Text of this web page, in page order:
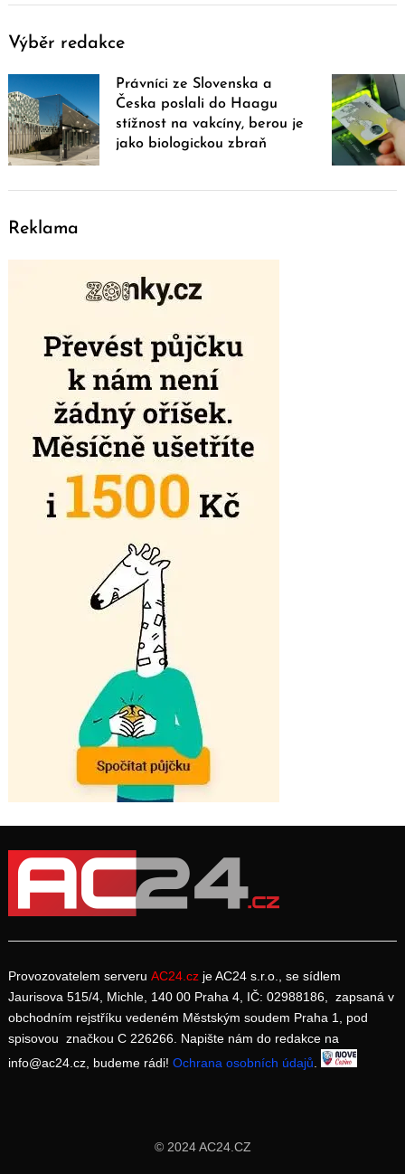
Výběr redakce
Právníci ze Slovenska a
Česka poslali do Haagu
stížnost na vakcíny, berou je
jako biologickou zbraň
Reklama
Provozovatelem serveru AC24.cz je AC24 s.r.o., se sídlem
Jaurisova 515/4, Michle, 140 00 Praha 4, IČ: 02988186, zapsaná v
obchodním rejstříku vedeném Městským soudem Praha 1, pod
spisovou značkou C 226266. Napište nám do redakce na
info@ac24.cz, budeme rádi! Ochrana osobních údajů.
© 2024 AC24.CZ